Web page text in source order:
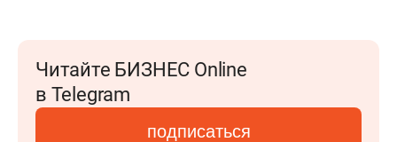
Читайте БИЗНЕС Online
в Telegram
подписаться